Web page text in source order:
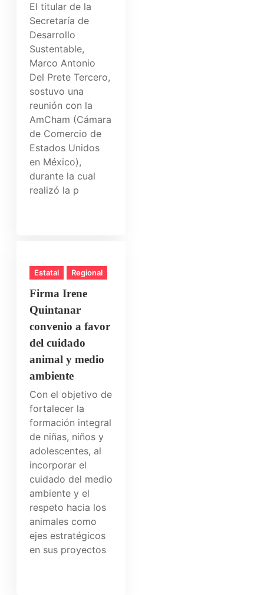
El titular de la
Secretaría de
Desarrollo
Sustentable,
Marco Antonio
Del Prete Tercero,
sostuvo una
reunión con la
AmCham (Cámara
de Comercio de
Estados Unidos
en México),
durante la cual
realizó la p
Estatal Regional
Firma Irene
Quintanar
convenio a favor
del cuidado
animal y medio
ambiente
Con el objetivo de
fortalecer la
formación integral
de niñas, niños y
adolescentes, al
incorporar el
cuidado del medio
ambiente y el
respeto hacia los
animales como
ejes estratégicos
en sus proyectos